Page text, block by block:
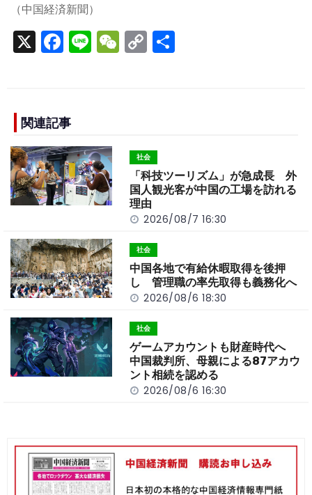
（中国経済新聞）
X F
a
e
b
o
o
k
Li
n
W
e
C
o
n
k
関連記事
社会
「科技ツーリズム」が急成長 外
国人観光客が中国の工場を訪れる
理由
2026/08/7 16:30
社会
中国各地で有給休暇取得を後押
し 管理職の率先取得も義務化へ
2026/08/6 18:30
社会
ゲームアカウントも財産時代へ
中国裁判所、母親による87アカウ
ント相続を認める
2026/08/6 16:30